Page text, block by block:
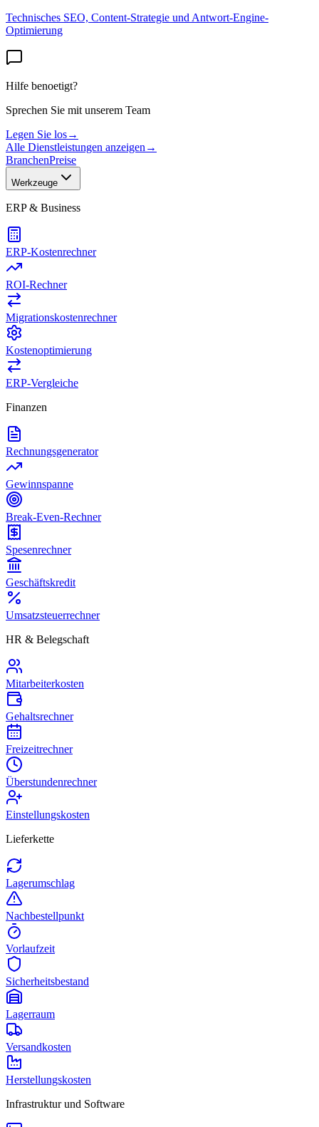
Technisches SEO, Content-Strategie und Antwort-Engine-
Optimierung
Hilfe benoetigt?
Sprechen Sie mit unserem Team
Legen Sie los→
Alle Dienstleistungen anzeigen →
BranchenPreise
Werkzeuge
ERP & Business
ERP-Kostenrechner
ROI-Rechner
Migrationskostenrechner
Kostenoptimierung
ERP-Vergleiche
Finanzen
Rechnungsgenerator
Gewinnspanne
Break-Even-Rechner
Spesenrechner
Geschäftskredit
Umsatzsteuerrechner
HR & Belegschaft
Mitarbeiterkosten
Gehaltsrechner
Freizeitrechner
Überstundenrechner
Einstellungskosten
Lieferkette
Lagerumschlag
Nachbestellpunkt
Vorlaufzeit
Sicherheitsbestand
Lagerraum
Versandkosten
Herstellungskosten
Infrastruktur und Software